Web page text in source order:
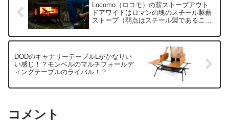
Locomo（ロコモ）の薪ストーブアウト
ドアワイドはロマンの塊のスチール製薪
ストーブ（弱点はスチール製であるこ
DODのキャナリーテーブルLがかなりい
い感じ！？モンベルのマルチフォールデ
ィングテーブルのライバル！？
コメント